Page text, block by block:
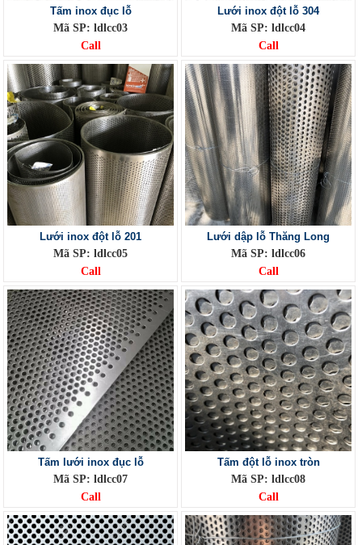
Tấm inox đục lỗ
Mã SP: ldlcc03
Call
Lưới inox đột lỗ 304
Mã SP: ldlcc04
Call
Lưới inox đột lỗ 201
Mã SP: ldlcc05
Call
Lưới dập lỗ Thăng Long
Mã SP: ldlcc06
Call
Tấm lưới inox đục lỗ
Mã SP: ldlcc07
Call
Tấm đột lỗ inox tròn
Mã SP: ldlcc08
Call